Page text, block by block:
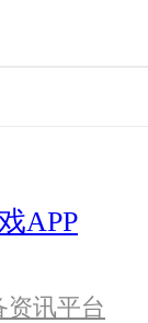
APP
资讯平台